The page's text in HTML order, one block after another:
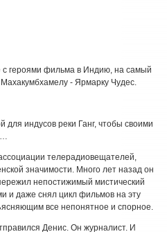
с героями фильма в Индию, на самый
- Ярмарку Чудес.
для индусов реки Ганг, чтобы своими
телерадиовещателей,
значимости. Много лет назад он
непостижимый мистический
и даже снял цикл фильмов на эту
все непонятное и спорное.
Денис. Он журналист. И